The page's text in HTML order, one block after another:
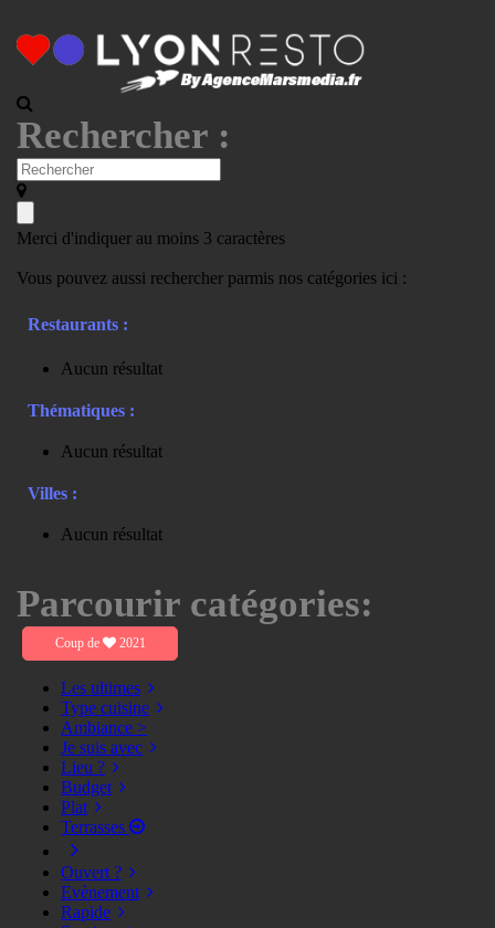
Rechercher :
Merci d'indiquer au moins 3 caractères
Vous pouvez aussi rechercher parmis nos catégories ici :
Restaurants :
Aucun résultat
Thématiques :
Aucun résultat
Villes :
Aucun résultat
Parcourir catégories:
Coup de 2021
Les ultimes
Type cuisine
Ambiance >
Je suis avec
Lieu ?
Budget
Plat
Terrasses
Ouvert ?
Evènement
Rapide